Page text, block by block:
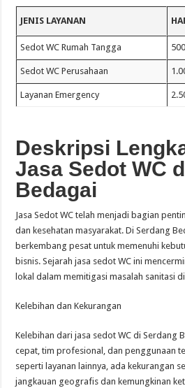
JENIS LAYANAN
Sedot WC Rumah Tangga
Sedot WC Perusahaan
Layanan Emergency
Deskripsi
Jasa Sedot WC
Bedagai
Jasa Sedot WC telah menjadi bagian
dan kesehatan masyarakat. Di Serdang
berkembang pesat untuk memenuhi
bisnis. Sejarah jasa sedot WC ini
lokal dalam memitigasi masalah sanitasi
Kelebihan dan Kekurangan
Kelebihan dari jasa sedot WC di Serdang
cepat, tim profesional, dan penggunaan
seperti layanan lainnya, ada kekurangan
jangkauan geografis dan kemungkinan